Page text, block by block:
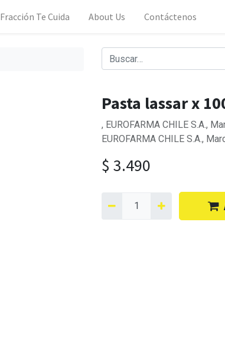
Fracción Te Cuida About Us Contáctenos
Pasta lassar x
, EUROFARMA CHILE S.A.,
EUROFARMA CHILE S.A.,
$ 3.490